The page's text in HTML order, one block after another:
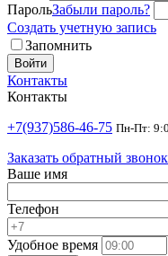
ПарольЗабыли пароль?
Создать учетную запись
Запомнить
Войти
Контакты
Контакты
+7(937)586-46-75 Пн-Пт:
Заказать обратный звонок
Ваше имя
Телефон
Удобное время